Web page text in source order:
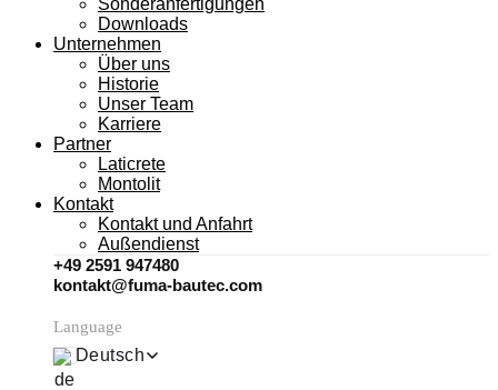
Sonderanfertigungen
Downloads
Unternehmen
Über uns
Historie
Unser Team
Karriere
Partner
Laticrete
Montolit
Kontakt
Kontakt und Anfahrt
Außendienst
+49 2591 947480
kontakt@fuma-bautec.com
Language
Deutsch